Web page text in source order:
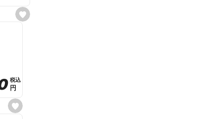
s
e
s
e
税込
税込
円
円